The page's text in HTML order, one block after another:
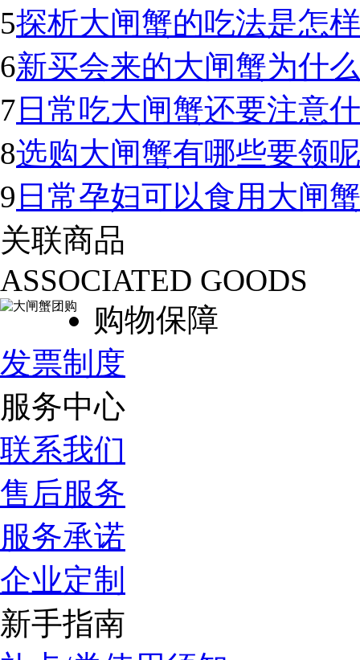
5探析大闸蟹的吃法是怎
6新买会来的大闸蟹为什
7 日常吃大闸蟹还要注意
8选购大闸蟹有哪些要领
9 日常孕妇可以食用大闸
关联商品
ASSOCIATED GOODS
购物保障
发票制度
服务中心
联系我们
售后服务
服务承诺
企业定制
新手指南